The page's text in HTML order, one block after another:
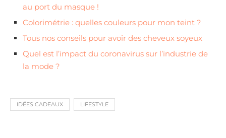
au port du masque !
Colorimétrie : quelles couleurs pour mon teint ?
Tous nos conseils pour avoir des cheveux soyeux
Quel est l’impact du coronavirus sur l’industrie de
la mode ?
IDÉES CADEAUX LIFESTYLE